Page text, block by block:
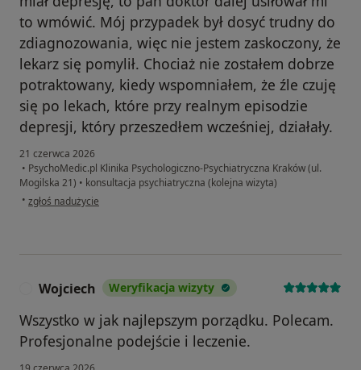
to wmówić. Mój przypadek był dosyć trudny do
zdiagnozowania, więc nie jestem zaskoczony, że
lekarz się pomylił. Chociaż nie zostałem dobrze
potraktowany, kiedy wspomniałem, że źle czuję
się po lekach, które przy realnym episodzie
depresji, który przeszedłem wcześniej, działały.
21 czerwca 2026
• PsychoMedic.pl Klinika Psychologiczno-Psychiatryczna Kraków (ul.
Mogilska 21) • konsultacja psychiatryczna (kolejna wizyta)
• w opinii użytkownika Bartosz
zgłoś nadużycie
Wojciech Weryfikacja wizyty
Wszystko w jak najlepszym porządku. Polecam.
Profesjonalne podejście i leczenie.